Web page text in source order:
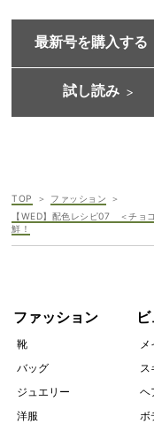
最新号を購入する
試し読み
TOP
ファッション
【WED】配色レシピ07 ＜チョ
鮮！
ファッション
靴
バッグ
ジュエリー
洋服
メ
ス
ヘ
ボ